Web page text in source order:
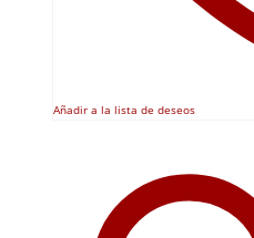
Añadir a la lista de deseos